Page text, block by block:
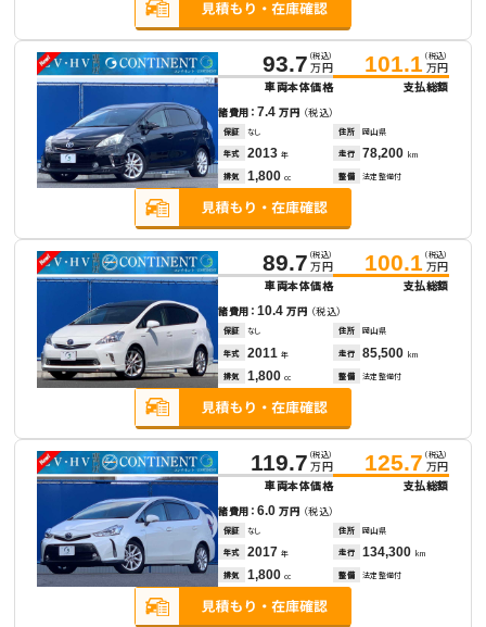
93.7 （税込）
万円
車両本体価格
101.1 （税込）
万円
支払総額
諸費用：7.4万円 （税込）
保証 なし 住所 岡山県
年式 2013 年 走行 78,200 km
排気 1,800 cc 整備 法定整備付
89.7 （税込）
万円
車両本体価格
100.1 （税込）
万円
支払総額
諸費用：10.4万円 （税込）
保証 なし 住所 岡山県
年式 2011 年 走行 85,500 km
排気 1,800 cc 整備 法定整備付
119.7 （税込）
万円
車両本体価格
125.7 （税込）
万円
支払総額
諸費用：6.0万円 （税込）
保証 なし 住所 岡山県
年式 2017 年 走行 134,300 km
排気 1,800 cc 整備 法定整備付